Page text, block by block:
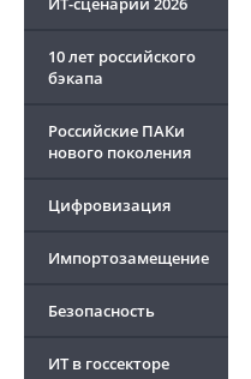
10 лет российского
бэкапа
Российские ПАКи
нового поколения
Цифровизация
Импортозамещение
Безопасность
ИТ в госсекторе